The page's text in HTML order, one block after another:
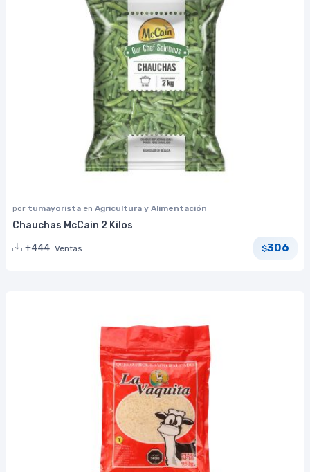
por tumayorista en Agricultura y Alimentación
Chauchas McCain 2 Kilos
+444 Ventas $306